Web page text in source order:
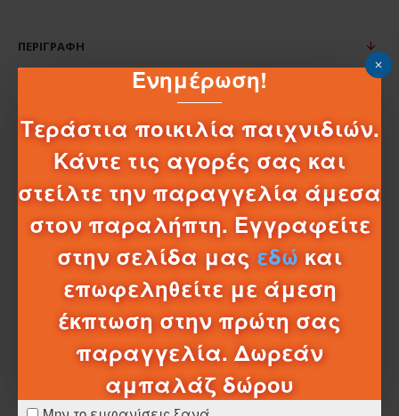
Ενημέρωση!
Τεράστια ποικιλία παιχνιδιών.
Κάντε τις αγορές σας και
στείλτε την παραγγελία άμεσα
στον παραλήπτη. Εγγραφείτε
στην σελίδα μας εδώ και
επωφεληθείτε με άμεση
έκπτωση στην πρώτη σας
παραγγελία. Δωρεάν
αμπαλάζ δώρου
ΠΕΡΙΓΡΑΦΉ
MG ΜΑΛΑΚΕΣ ΚΟΥΔΟΥΝΙΣΤΡΕΣ ΖΩΑΚΙΑ
MG ΜΑΛΑΚΕΣ ΚΟΥΔΟΥΝΙΣΤΡΕΣ ΖΩΑΚΙΑ
Winfun μαλακές κουδουνίστρες ζωάκια.
Μαλακή, λούτρινη κουδουνίστρα-ραβδί.
Πολύχρωμα ζωάκια με εύκολο κράτημα από το παιδί.
Διαστάσεις 16 × 7 × 6 cm
ΣΧΈΔΙΑ - ΜΠΑΤΑΡΊΕΣ
ΛΕΠΤΟΜΈΡΕΙΕΣ ΑΠΟΣΤΟΛΉΣ